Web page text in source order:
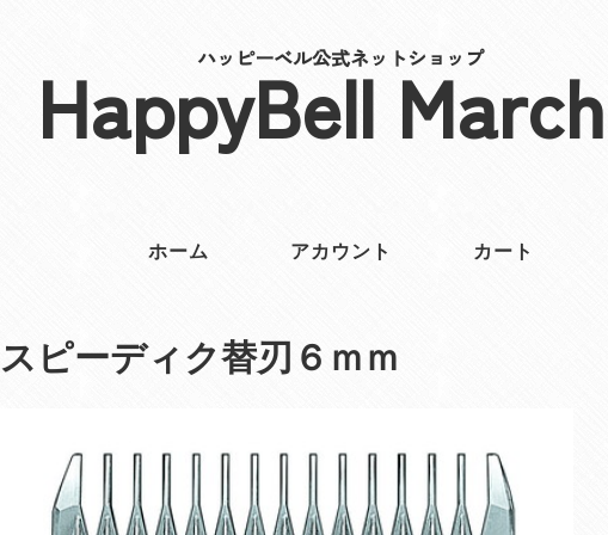
ハッピーベル公式ネットショップ
HappyBell
ホーム アカウント カート
スピーディク替刃６ｍｍ